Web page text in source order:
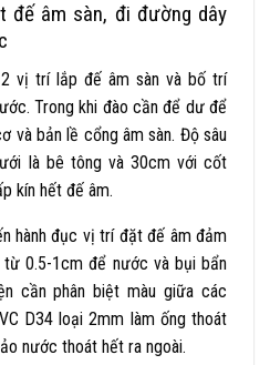
đế âm sàn, đi đường dây
vị trí lắp đế âm sàn và bố trí
Trong khi đào cần để dư để
và bản lề cổng âm sàn. Độ sâu
là bê tông và 30cm với cốt
kín hết đế âm.
hành đục vị trí đặt đế âm đảm
0.5-1cm để nước và bụi bẩn
cần phân biệt màu giữa các
D34 loại 2mm làm ống thoát
nước thoát hết ra ngoài.